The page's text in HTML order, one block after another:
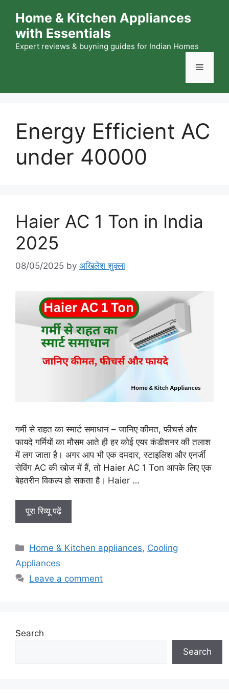
content
Home & Kitchen Appliances
with Essentials
Expert reviews & buyning guides for Indian Homes
Menu
Energy Efficient AC
under 40000
Haier AC 1 Ton in India
2025
08/05/2025 by अखिलेश शुक्ला
गर्मी से राहत का स्मार्ट समाधान – जानिए कीमत, फीचर्स और
फायदे गर्मियों का मौसम आते ही हर कोई एयर कंडीशनर की तलाश
में लग जाता है। अगर आप भी एक दमदार, स्टाइलिश और एनर्जी
सेविंग AC की खोज में हैं, तो Haier AC 1 Ton आपके लिए एक
बेहतरीन विकल्प हो सकता है। Haier …
पूरा रिव्यू पढ़ें
Categories
Home & Kitchen appliances, Cooling
Appliances
Leave a comment
Search
Search